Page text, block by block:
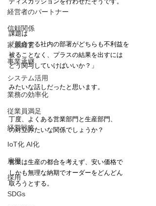
経営者のパートナー
信頼関係
家族経営
事業承継
システム活用
業務の効率化
従業員満足
経営戦略
IoT化 AI化
雇用
採用
SDGs
課題は
「競合する社内の部署がどちらも不利益を
被ることなく、プラスの結果を出すには
どう関与していけばいいか？」
みたいな話しだったと思います。
丁度、よくある営業部門と生産部門、
の対立みたいな関係でしょうか？
営業は生産の都合を考えず、安い価格で
しかも無理な納期でオーダーをどんどん
取ろうとする。